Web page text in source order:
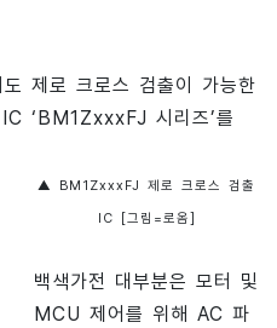
제로 크로스 검출이 가능한
‘BM1ZxxxFJ 시리즈’를
▲ BM1ZxxxFJ 제로 크로스 검출
IC [그림=로옴]
백색가전 대부분은 모터 및
MCU 제어를 위해 AC 파